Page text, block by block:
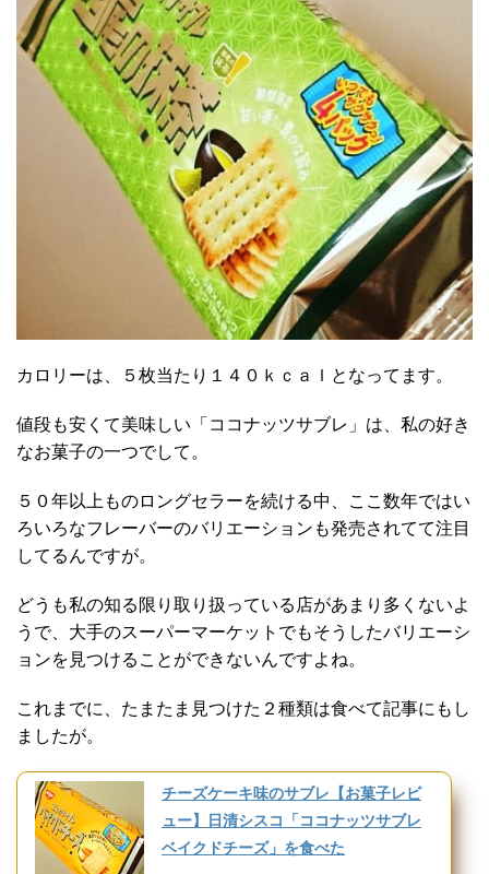
カロリーは、５枚当たり１４０ｋｃａｌとなってます。
値段も安くて美味しい「ココナッツサブレ」は、私の好き
なお菓子の一つでして。
５０年以上ものロングセラーを続ける中、ここ数年ではい
ろいろなフレーバーのバリエーションも発売されてて注目
してるんですが。
どうも私の知る限り取り扱っている店があまり多くないよ
うで、大手のスーパーマーケットでもそうしたバリエーシ
ョンを見つけることができないんですよね。
これまでに、たまたま見つけた２種類は食べて記事にもし
ましたが。
チーズケーキ味のサブレ【お菓子レビ
ュー】日清シスコ「ココナッツサブレ
ベイクドチーズ」を食べた